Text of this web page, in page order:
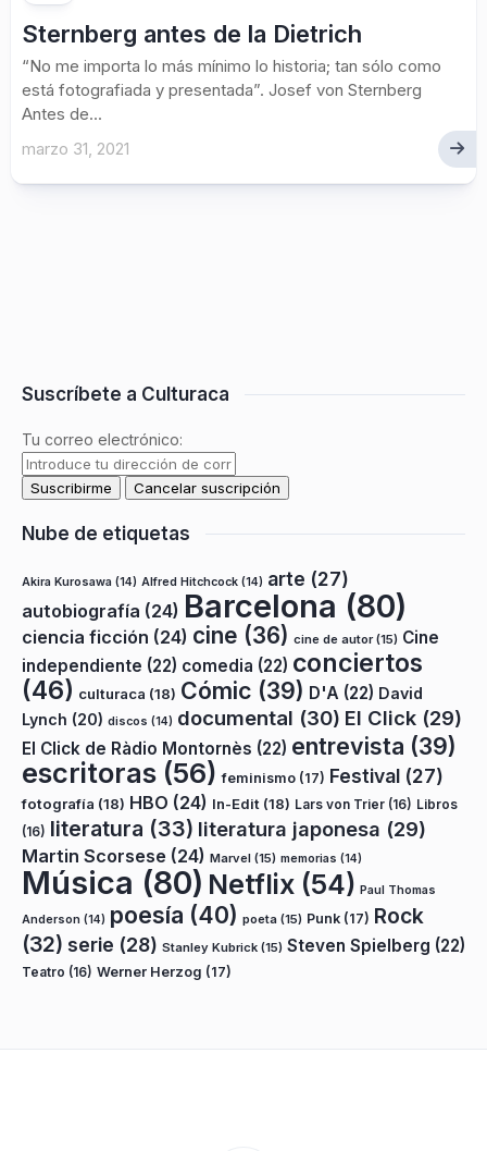
Sternberg antes de la Dietrich
“No me importa lo más mínimo lo historia; tan sólo como
está fotografiada y presentada”. Josef von Sternberg
Antes de...
marzo 31, 2021
Suscríbete a Culturaca
Tu correo electrónico:
Nube de etiquetas
Akira Kurosawa (14) Alfred Hitchcock (14) arte (27)
autobiografía (24) Barcelona (80)
ciencia ficción (24) cine (36) cine de autor(15) Cine
independiente (22) comedia (22) conciertos
(46) culturaca (18) Cómic (39) D'A (22) David
Lynch (20) discos (14) documental (30) El Click (29)
El Click de Ràdio Montornès (22) entrevista (39)
escritoras (56) feminismo (17) Festival (27)
fotografía (18) HBO (24) In-Edit (18) Lars von Trier (16) Libros
(16) literatura (33) literatura japonesa (29)
Martin Scorsese (24) Marvel (15) memorias (14)
Música (80) Netflix (54) Paul Thomas
Anderson (14) poesía (40) poeta (15) Punk (17) Rock
(32) serie (28) Stanley Kubrick (15) Steven Spielberg (22)
Teatro (16) Werner Herzog (17)